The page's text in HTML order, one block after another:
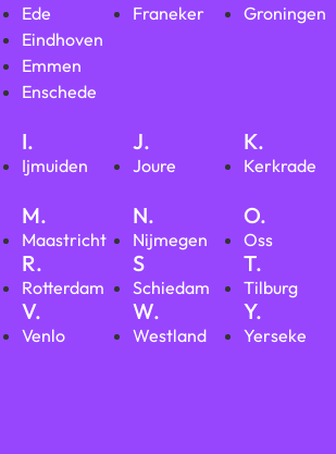
Ede
Eindhoven
Emmen
Enschede
Franeker Groningen
I.
Ijmuiden
J.
Joure
K.
Kerkrade
M.
Maastricht
N.
Nijmegen
O.
Oss
R.
Rotterdam
S
Schiedam
T.
Tilburg
V.
Venlo
W.
Westland
Y.
Yerseke